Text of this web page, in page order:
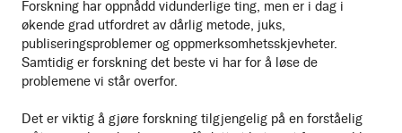
Forskning har oppnådd vidunderlige ting, men er i dag i
økende grad utfordret av dårlig metode, juks,
publiseringsproblemer og oppmerksomhetsskjevheter.
Samtidig er forskning det beste vi har for å løse de
problemene vi står overfor.
Det er viktig å gjøre forskning tilgjengelig på en forståelig